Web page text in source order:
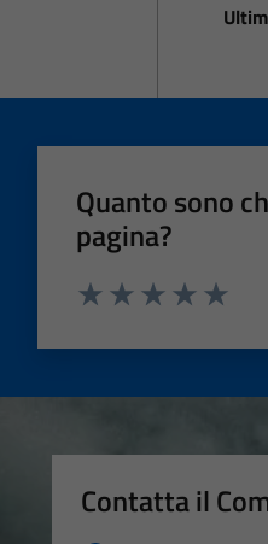
Quanto sono
pagina?
Contatta il